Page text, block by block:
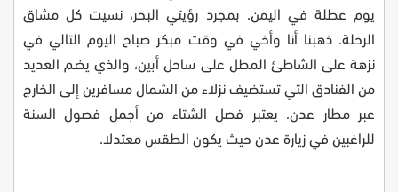
يوم عطلة في اليمن. بمجرد رؤيتي البحر، نسيت كل مشاق
الرحلة. ذهبنا أنا وأخي في وقت مبكر صباح اليوم التالي في
نزهة على الشاطئ المطل على ساحل أبين، والذي يضم العديد
من الفنادق التي تستضيف نزلاء من الشمال مسافرين إلى الخارج
عبر مطار عدن. يعتبر فصل الشتاء من أجمل فصول السنة
للراغبين في زيارة عدن حيث يكون الطقس معتدلا.